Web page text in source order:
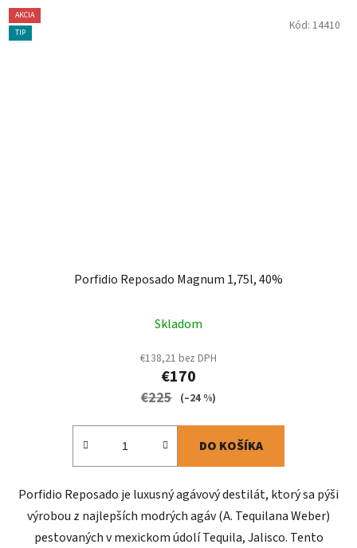
AKCIA
TIP
Porfidio Reposado Magnum 1,75l, 40%
Skladom
€138,21 bez DPH
€170
€225 (–24 %)
DO KOŠÍKA
Porfidio Reposado je luxusný agávový destilát, ktorý sa pýši
výrobou z najlepších modrých agáv (A. Tequilana Weber)
pestovaných v mexickom údolí Tequila, Jalisco. Tento
Kód: 14410